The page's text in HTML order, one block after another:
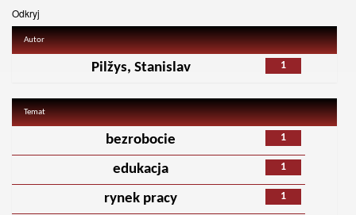
Odkryj
Autor
1
Pilžys, Stanislav
Temat
1
bezrobocie
1
edukacja
1
rynek pracy